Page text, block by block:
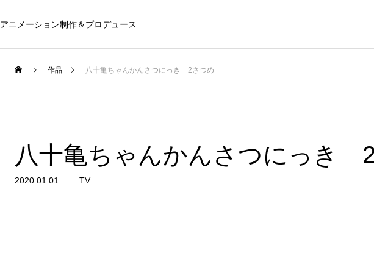
アニメーション制作＆プロデュース
作品 八十亀ちゃんかんさつにっき 2さつめ
八十亀ちゃんかんさつにっき
2020.01.01 TV